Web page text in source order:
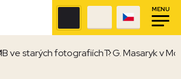
MENU
ve starých fotografiíchT. G. Masaryk v